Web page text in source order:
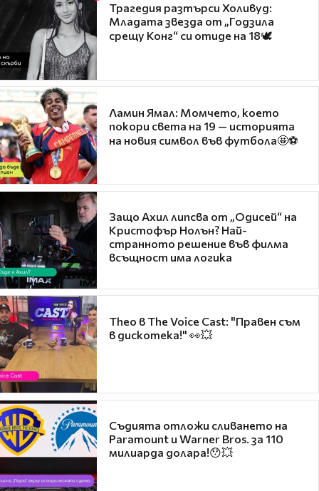
Трагедия разтърси Холивуд:
Младата звезда от „Годзила
срещу Конг“ си отиде на 18🕊️
Ламин Ямал: Момчето, което
покори света на 19 — историята
на новия символ във футбола🤩⚽
Защо Ахил липсва от „Одисей“ на
Кристофър Нолън? Най-
странното решение във филма
всъщност има логика
Theo в The Voice Cast: "Правен съм
в дискотека!" 👀💥
Съдията отложи сливането на
Paramount и Warner Bros. за 110
милиарда долара!😯💥